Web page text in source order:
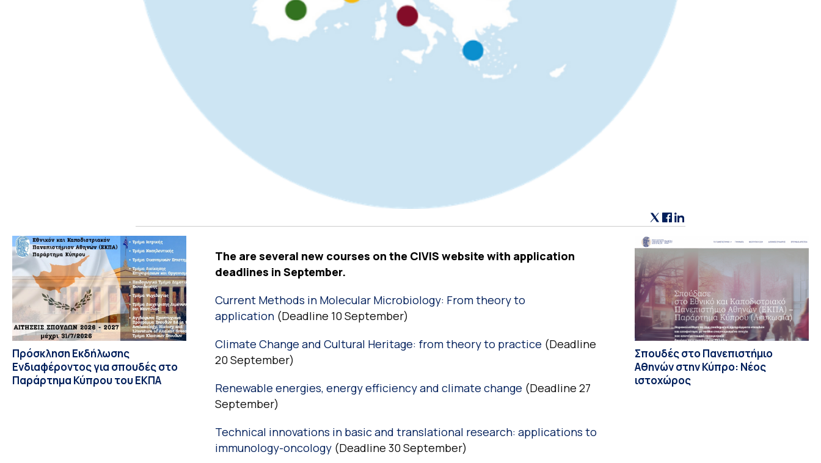
Πρόσκληση Εκδήλωσης
Ενδιαφέροντος για σπουδές στο
Παράρτημα Κύπρου του ΕΚΠΑ
The are several new courses on the CIVIS website with application
deadlines in September.
Current Methods in Molecular Microbiology: From theory to
application(Deadline 10 September)
Climate Change and Cultural Heritage: from theory to practice (Deadline
20 September)
Renewable energies, energy efficiency and climate change (Deadline 27
September)
Technical innovations in basic and translational research: applications to
immunology-oncology(Deadline 30 September)
Σπουδές στο Πανεπιστήμιο
Αθηνών στην Κύπρο: Νέος
ιστοχώρος